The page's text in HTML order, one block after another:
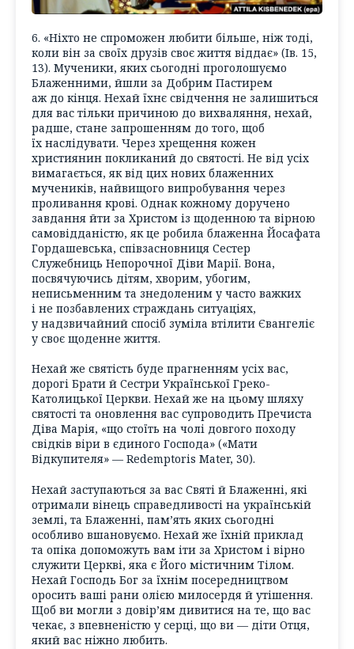
6. «Ніхто не спроможен любити більше, ніж тоді,
коли він за своїх друзів своє життя віддає» (Ів. 15,
13). Мученики, яких сьогодні проголошуємо
Блаженними, йшли за Добрим Пастирем
аж до кінця. Нехай їхнє свідчення не залишиться
для вас тільки причиною до вихваляння, нехай,
радше, стане запрошенням до того, щоб
їх наслідувати. Через хрещення кожен
християнин покликаний до святості. Не від усіх
вимагається, як від цих нових блаженних
мучеників, найвищого випробування через
проливання крові. Однак кожному доручено
завдання йти за Христом із щоденною та вірною
самовідданістю, як це робила блаженна Йосафата
Гордашевська, співзасновниця Сестер
Служебниць Непорочної Діви Марії. Вона,
посвячуючись дітям, хворим, убогим,
неписьменним та знедоленим у часто важких
і не позбавлених страждань ситуаціях,
у надзвичайний спосіб зуміла втілити Євангеліє
у своє щоденне життя.
Нехай же святість буде прагненням усіх вас,
дорогі Брати й Сестри Української Греко-
Католицької Церкви. Нехай же на цьому шляху
святості та оновлення вас супроводить Пречиста
Діва Марія, «що стоїть на чолі довгого походу
свідків віри в єдиного Господа» («Мати
Відкупителя» — Redemptoris Маtеr, 30).
Нехай заступаються за вас Святі й Блаженні, які
отримали вінець справедливості на українській
землі, та Блаженні, пам’ять яких сьогодні
особливо вшановуємо. Нехай же їхній приклад
та опіка допоможуть вам іти за Христом і вірно
служити Церкві, яка є Його містичним Тілом.
Нехай Господь Бог за їхнім посередництвом
оросить ваші рани олією милосердя й утішення.
Щоб ви могли з довір’ям дивитися на те, що вас
чекає, з впевненістю у серці, що ви — діти Отця,
який вас ніжно любить.